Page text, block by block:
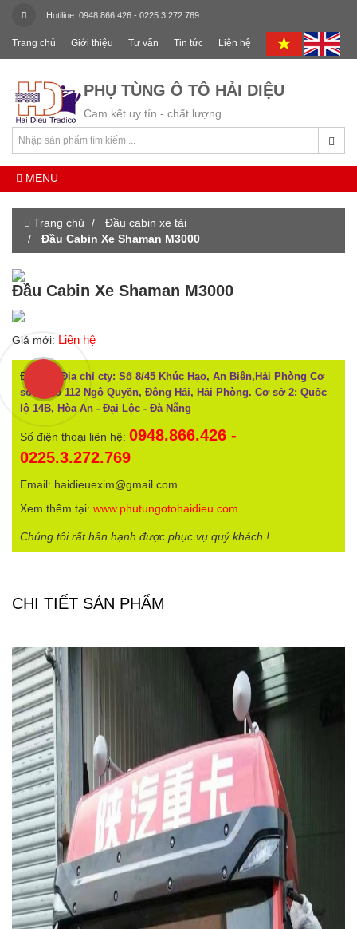
Hotiline: 0948.866.426 - 0225.3.272.769
Trang chủ Giới thiệu Tư vấn Tin tức Liên hệ
PHỤ TÙNG Ô TÔ HẢI DIỆU
Cam kết uy tín - chất lượng
MENU
Trang chủ
Đầu cabin xe tải
Đầu Cabin Xe Shaman M3000
Đầu Cabin Xe Shaman M3000
Giá mới: Liên hệ
Địa chỉ:
Địa chỉ cty: Số 8/45 Khúc Hạo, An Biên,Hải Phòng Cơ
sở 1: Số 112 Ngô Quyền, Đông Hải, Hải Phòng. Cơ sở 2: Quốc
lộ 14B, Hòa An - Đại Lộc - Đà Nẵng
Số điện thoại liên hệ: 0948.866.426 -
0225.3.272.769
Email: haidieuexim@gmail.com
Xem thêm tại: www.phutungotohaidieu.com
Chúng tôi rất hân hạnh được phục vụ quý khách !
CHI TIẾT SẢN PHẨM